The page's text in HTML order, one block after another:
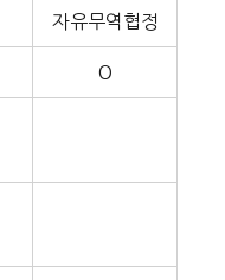
자유무역협정
O